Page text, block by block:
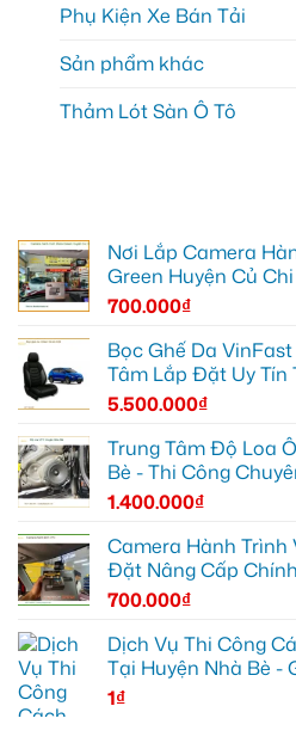
Phụ Kiện Xe Bán Tải
Sản phẩm khác
Thảm Lót Sàn Ô Tô
Nơi Lắp Camera
Green Huyện Củ
700.000₫
Bọc Ghế Da
Tâm Lắp Đặt Uy Tín
5.500.000₫
Trung Tâm Độ Loa
Bè - Thi Công
1.400.000₫
Camera Hành Trình
Đặt Nâng Cấp
700.000₫
Dịch Vụ Thi Công
Tại Huyện Nhà Bè -
1₫